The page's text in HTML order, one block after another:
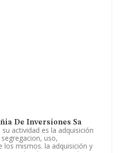
De Inversiones Sa
actividad es la adquisición
uso,
los mismos. la adquisición y